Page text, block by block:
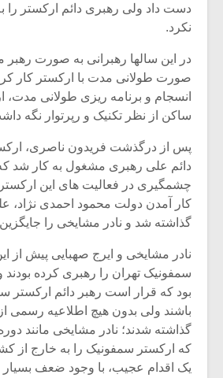
دست داد ولی رهبری دائم ارکستر را
نکرد.
در این سالها رهبرانی به صورت رهبر
صورت طولانی مدت با ارکستر کار
انسجام و برنامه ریزی طولانی مدت،
ساکن از نظر تکنیک و رپرتوار نگه
پس از درگذشت فریدون ناصری،
دائم علی رهبری مشغول به کار شد
چشمگیری در فعالیت های این
کار آمدن دولت محمود احمدی نژاد،
گذاشته شد و نادر مشایخی را
نادر مشایخی و ایرج صهبایی پیش از
سمفونیک تهران را رهبری کرده
بود که قرار است رهبر دائم ارکستر
باشند ولی بدون هیچ اطلاعیه رسمی
گذاشته شدند؛ نادر مشایخی مانند
که ارکستر سمفونیک را به خارج از
یک اقدام عجیب، با وجود ضعف بسیار